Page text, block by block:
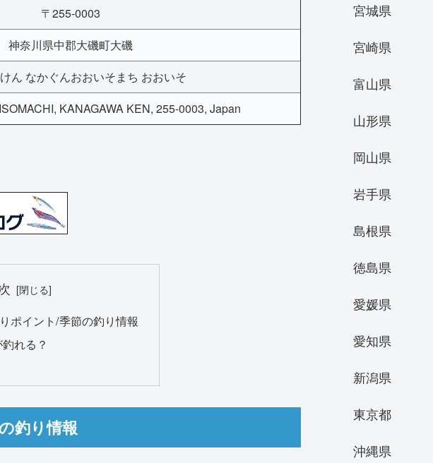
〒255-0003
神奈川県中郡大磯町大磯
ん なかぐんおおいそまち おおいそ
KANAGAWA KEN, 255-0003, Japan
ポイント/季節の釣り情報
れる？
釣り情報
宮城県
宮崎県
富山県
山形県
岡山県
岩手県
島根県
徳島県
愛媛県
愛知県
新潟県
東京都
沖縄県